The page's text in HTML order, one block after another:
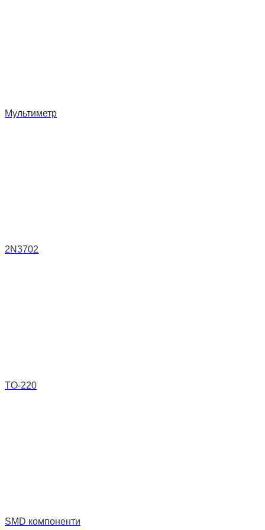
Мультиметр
2N3702
TO-220
SMD компоненти